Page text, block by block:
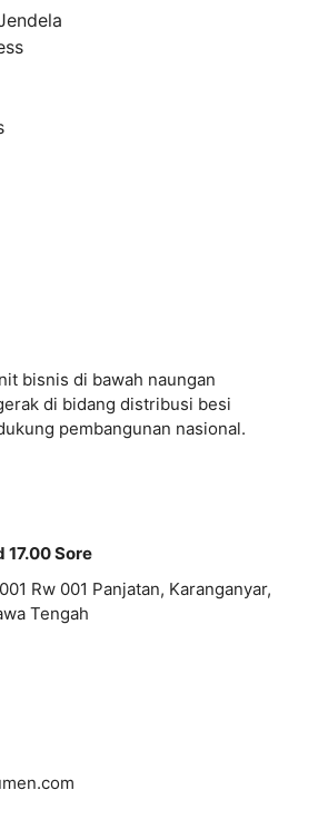
bisnis di bawah naungan
di bidang distribusi besi
pembangunan nasional.
17.00 Sore
Rw 001 Panjatan, Karanganyar,
Tengah